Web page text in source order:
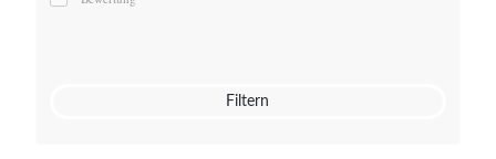
Mato von Vogelstein
Filtern